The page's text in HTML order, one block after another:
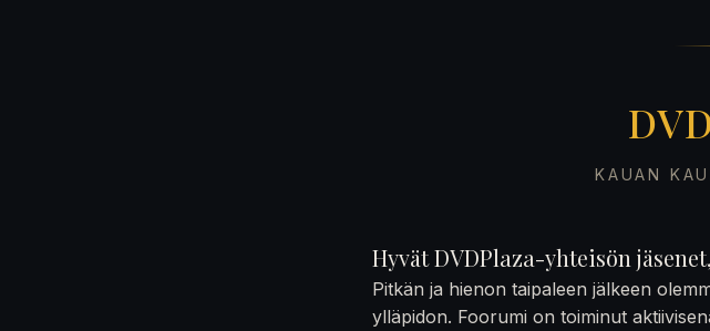
KAUAN
Hyvät DVDPlaza-yhteisön jäsenet,
Pitkän ja hienon taipaleen jälkeen
ylläpidon. Foorumi on toiminut